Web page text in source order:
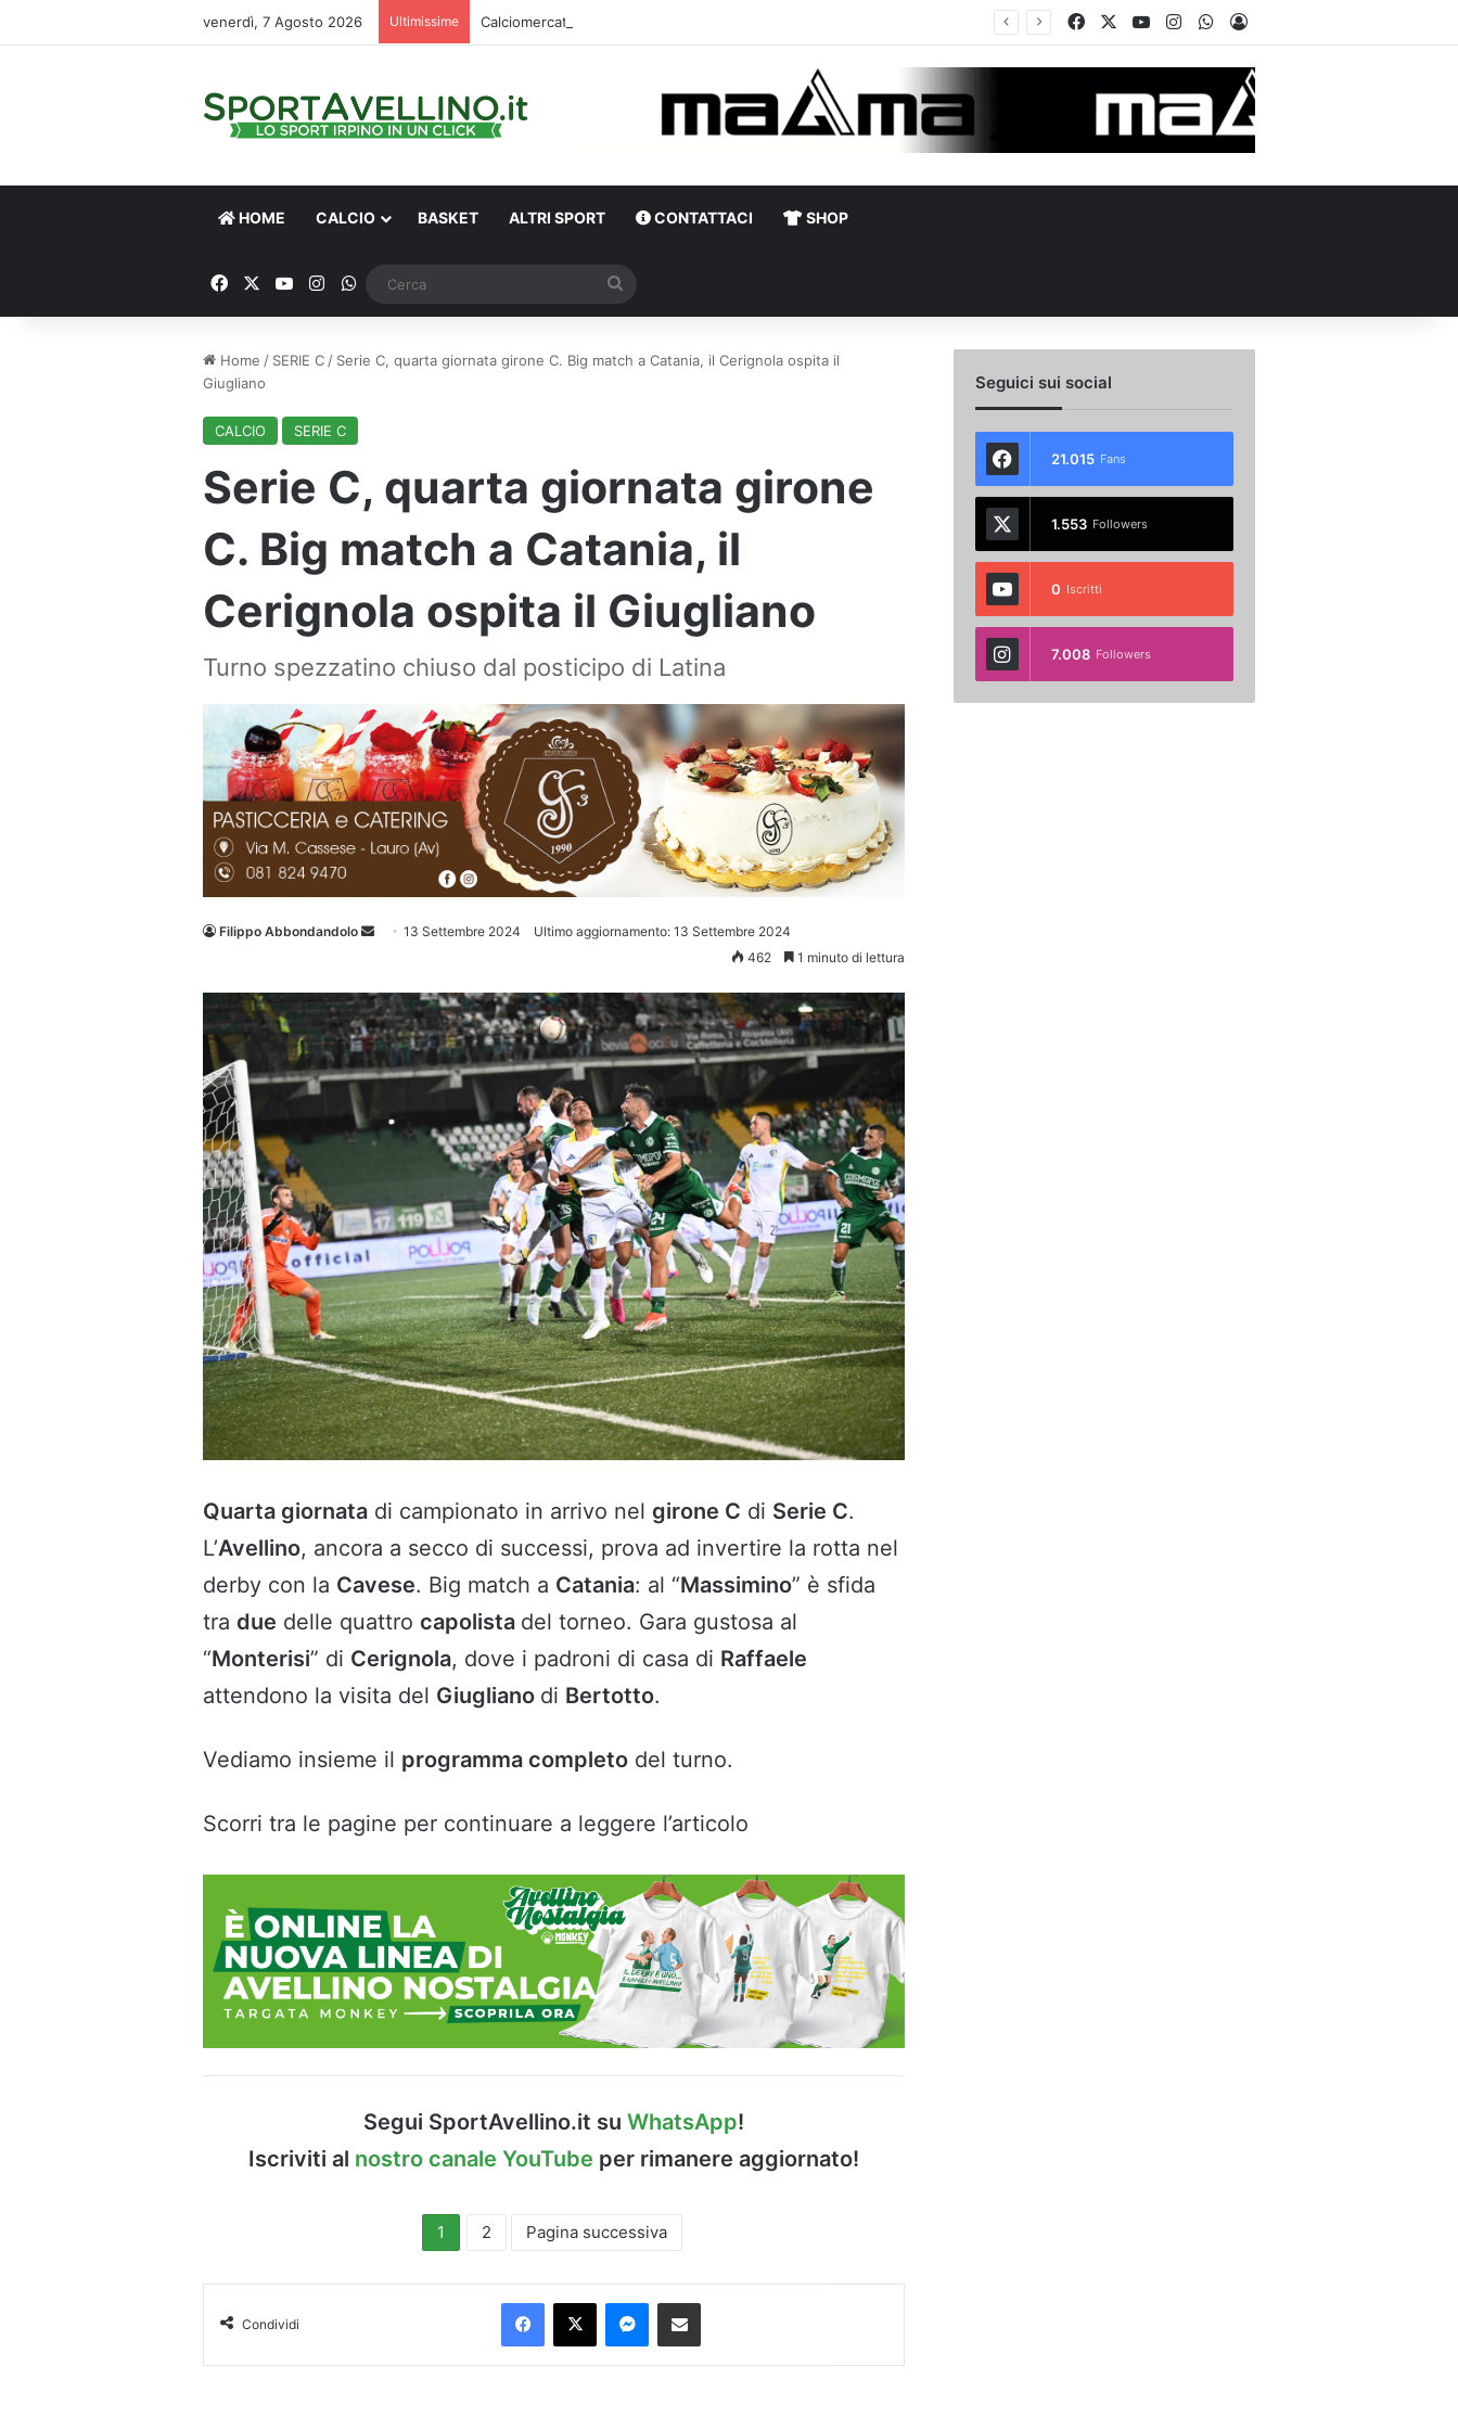
venerdì, 7 Agosto 2026 Ultimissime FacebookYou TubeInstagramWhatsApp
Accedi
HOME CALCIO BASKET ALTRI SPORT CONTATTACI SHOP
FacebookYou TubeInstagram
WhatsApp
Home / SERIE C / Serie C, quarta giornata girone C. Big match a Catania, il Cerignola ospita il
Giugliano
CALCIO SERIE C
Serie C, quarta giornata girone
C. Big match a Catania, il
Cerignola ospita il Giugliano
Turno spezzatino chiuso dal posticipo di Latina
Filippo Abbondandolo
Invia 13 Settembre 2024
Ultimo aggiornamento: 13 Settembre 2024
462
1 minuto di lettura
Quarta giornata di campionato in arrivo nel girone C di Serie C.
L’Avellino, ancora a secco di successi, prova ad invertire la rotta nel
derby con la Cavese. Big match a Catania: al “Massimino” è sfida
tra due delle quattro capolista del torneo. Gara gustosa al
“Monterisi” di Cerignola, dove i padroni di casa di Raffaele
attendono la visita del Giugliano di Bertotto.
Vediamo insieme il programma completo del turno.
Scorri tra le pagine per continuare a leggere l’articolo
Segui SportAvellino.it su WhatsApp!
Iscriviti al nostro canale YouTube per rimanere aggiornato!
1 2 Pagina successiva
Condividi
Facebook
X Messenger
Condividi via Email
Seguici sui social
21.015 Fans
1.553 Followers
0 Iscritti
7.008 Followers